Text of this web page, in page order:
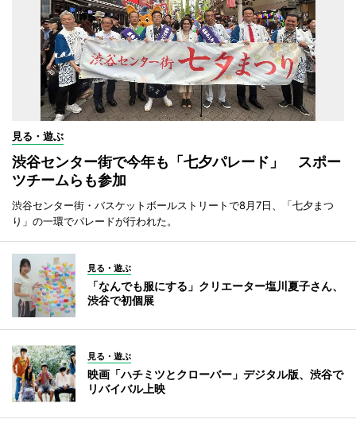
見る・遊ぶ
渋谷センター街で今年も「七夕パレード」 スポー
ツチームらも参加
渋谷センター街・バスケットボールストリートで8月7日、「七夕まつ
り」の一環でパレードが行われた。
見る・遊ぶ
「なんでも服にする」クリエーター塩川夏子さん、
渋谷で初個展
見る・遊ぶ
映画「ハチミツとクローバー」デジタル版、渋谷で
リバイバル上映